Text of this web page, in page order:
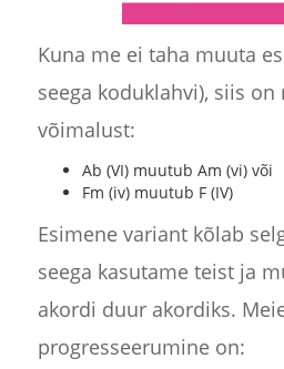
Kuna me ei taha muuta
seega koduklahvi), siis on
võimalust:
Ab (VI) muutub Am (vi) või
Fm (iv) muutub F (IV)
Esimene variant kõlab
seega kasutame teist ja
akordi duur akordiks.
progresseerumine on: